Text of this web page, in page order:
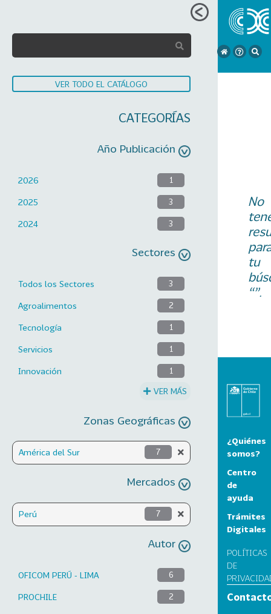
VER TODO EL CATÁLOGO
CATEGORÍAS
Año Publicación
2026 1
2025 3
2024 3
Sectores
Todos los Sectores 3
Agroalimentos 2
Tecnología 1
Servicios 1
Innovación 1
VER MÁS
Zonas Geográficas
América del Sur 7
Mercados
Perú 7
Autor
OFICOM PERÚ - LIMA 6
PROCHILE 2
No
tu
“”.
¿Quiénes
somos?
Centro
de
ayuda
Trámites
Digitales
POLÍTICAS
DE